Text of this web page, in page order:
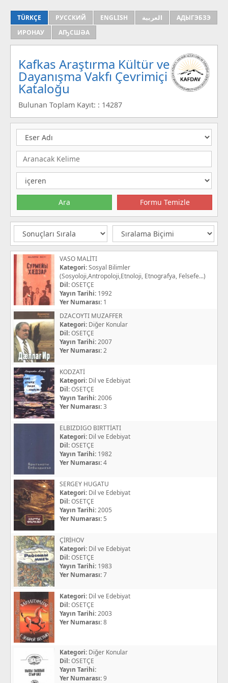
TÜRKÇE РУССКИЙ ENGLISH العربية
АДЫГЭБЗЭ
ИРОНАУ
АҦСШӘА
Kafkas Araştırma Kültür ve
Dayanışma Vakfı Çevrimiçi
Kataloğu
Bulunan Toplam Kayıt: : 14287
VASO MALİTI
Kategori:Sosyal Bilimler
(Sosyoloji,Antropoloji,Etnoloji, Etnografya, Felsefe...)
Dil:OSETÇE
Yayın Tarihi: 1992
Yer Numarası: 1
DZACOYTI MUZAFFER
Kategori: Diğer Konular
Dil:OSETÇE
Yayın Tarihi:2007
Yer Numarası:2
KODZATİ
Kategori: Dil ve Edebiyat
Dil:OSETÇE
Yayın Tarihi:2006
Yer Numarası:3
ELBIZDIGO BIRTTİATI
Kategori: Dil ve Edebiyat
Dil:OSETÇE
Yayın Tarihi: 1982
Yer Numarası:4
SERGEY HUGATU
Kategori: Dil ve Edebiyat
Dil:OSETÇE
Yayın Tarihi:2005
Yer Numarası: 5
ÇİRİHOV
Kategori: Dil ve Edebiyat
Dil:OSETÇE
Yayın Tarihi: 1983
Yer Numarası:7
Kategori: Dil ve Edebiyat
Dil:OSETÇE
Yayın Tarihi:2003
Yer Numarası:8
Kategori: Diğer Konular
Dil:OSETÇE
Yayın Tarihi:
Yer Numarası:9